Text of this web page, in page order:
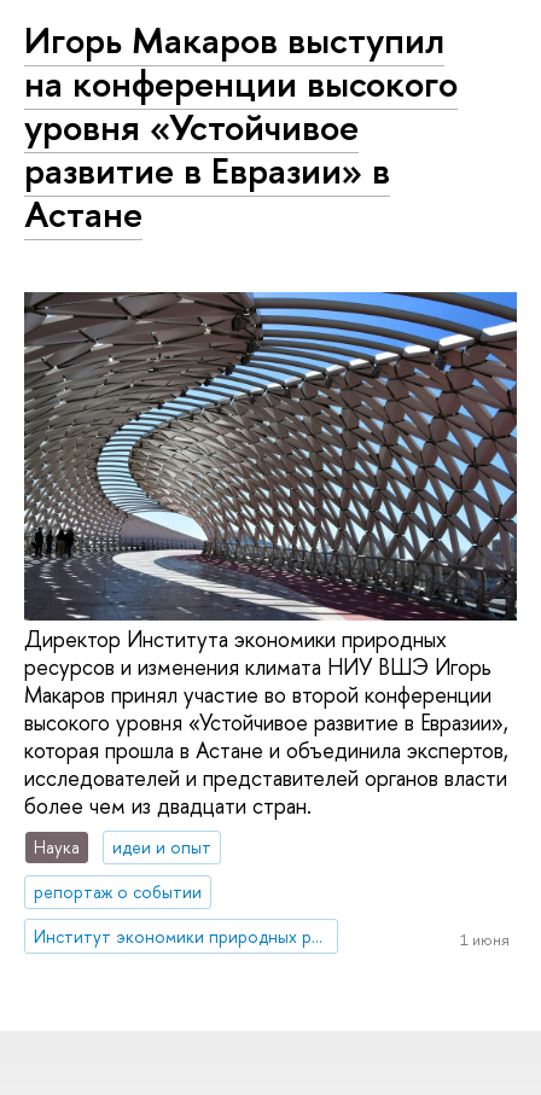
Игорь Макаров выступил
на конференции высокого
уровня «Устойчивое
развитие в Евразии» в
Астане
Директор Института экономики природных
ресурсов и изменения климата НИУ ВШЭ Игорь
Макаров принял участие во второй конференции
высокого уровня «Устойчивое развитие в Евразии»,
которая прошла в Астане и объединила экспертов,
исследователей и представителей органов власти
более чем из двадцати стран.
Наука
идеи и опыт
репортаж о событии
Институт экономики природных ресурсов и изменения климата
1 июня